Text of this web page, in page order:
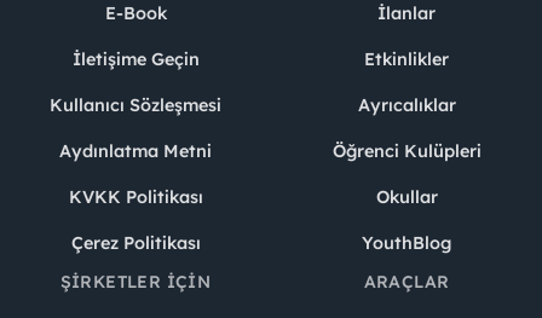
E-Book
İletişime Geçin
Kullanıcı Sözleşmesi
Aydınlatma Metni
KVKK Politikası
Çerez Politikası
İlanlar
Etkinlikler
Ayrıcalıklar
Öğrenci Kulüpleri
Okullar
YouthBlog
ŞIRKETLER İÇIN
ARAÇLAR